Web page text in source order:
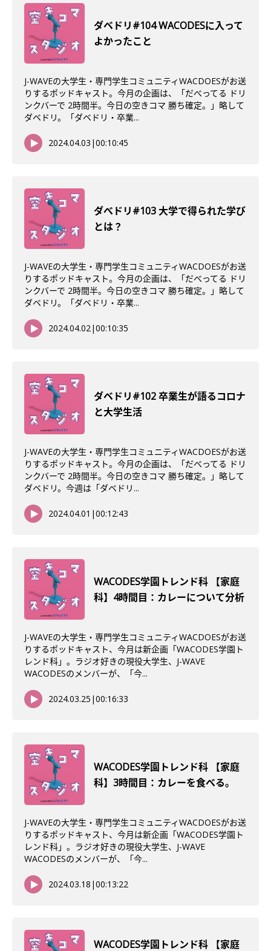
ダベドリ#104 WACODESに入って
よかったこと
J-WAVEの大学生・専門学生コミュニティWACDOESがお送
りするポッドキャスト。今月の企画は、「だべってる ドリ
ンクバーで 2時間半。今日の空きコマ 勝ち確定。」略して
ダベドリ。「ダベドリ・卒業...
2024.04.03 |00:10:45
ダべドリ#103 大学で得られた学び
とは？
J-WAVEの大学生・専門学生コミュニティWACDOESがお送
りするポッドキャスト。今月の企画は、「だべってる ドリ
ンクバーで 2時間半。今日の空きコマ 勝ち確定。」略して
ダベドリ。「ダベドリ・卒業...
2024.04.02|00:10:35
ダベドリ#102 卒業生が語るコロナ
と大学生活
J-WAVEの大学生・専門学生コミュニティWACDOESがお送
りするポッドキャスト。今月の企画は、「だべってる ドリ
ンクバーで 2時間半。今日の空きコマ 勝ち確定。」略して
ダベドリ。今週は「ダベドリ...
2024.04.01 |00:12:43
WACODES学園トレンド科 【家庭
科】4時間目：カレーについて分析
J-WAVEの大学生・専門学生コミュニティWACDOESがお送
りするポッドキャスト、今月は新企画「WACODES学園ト
レンド科」。ラジオ好きの現役大学生、J-WAVE
WACODESのメンバーが、「今...
2024.03.25 |00:16:33
WACODES学園トレンド科 【家庭
科】3時間目：カレーを食べる。
J-WAVEの大学生・専門学生コミュニティWACDOESがお送
りするポッドキャスト、今月は新企画「WACODES学園ト
レンド科」。ラジオ好きの現役大学生、J-WAVE
WACODESのメンバーが、「今...
2024.03.18 |00:13:22
WACODES学園トレンド科 【家庭